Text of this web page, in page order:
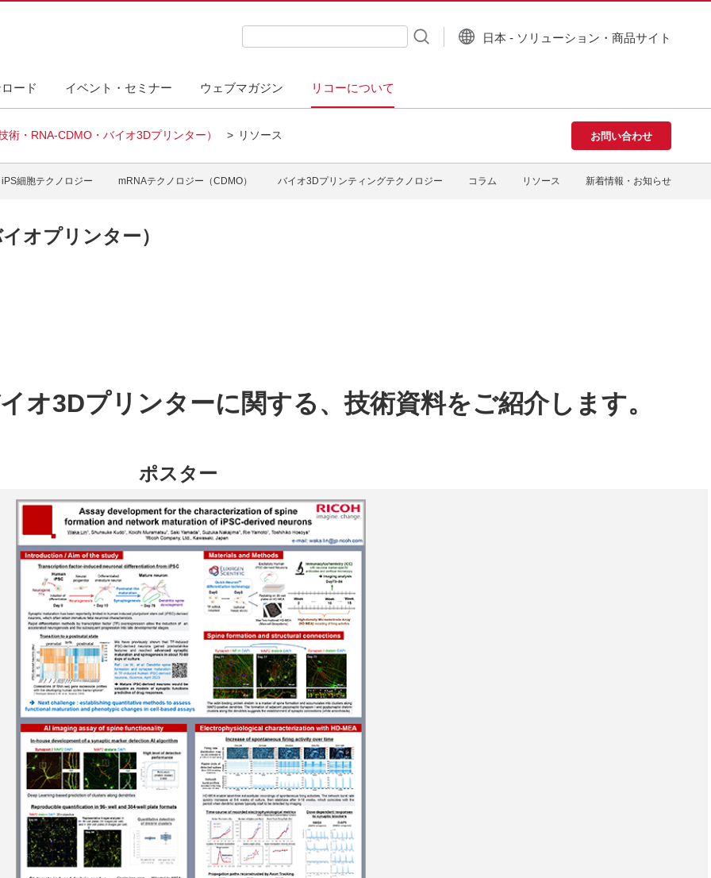
ード イベント・セミナー ウェブマガジン リコーについて
検索キーワード入力
日本 - ソリューション・商品サイト
術・RNA-CDMO・バイオ3Dプリンター） リソース お問い合わせ
オ3Dプリンター）
iPS細胞テクノロジー mRNAテクノロジー（CDMO） バイオ3Dプリンティングテクノロジー コラム リソース 新着情報・お知らせ
オプリンター）
オ3Dプリンターに関する、技術資料をご紹介します。
ポスター